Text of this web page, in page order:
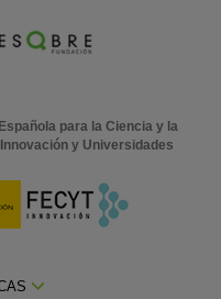
para la Ciencia y la
y Universidades